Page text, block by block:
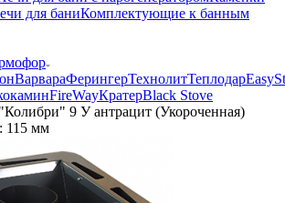
для баниКомплектующие к банным
ВарвараФерингерТехнолитТеплодар
FireWayКратерBlack Stove
9 У антрацит (Укороченная)
115 мм